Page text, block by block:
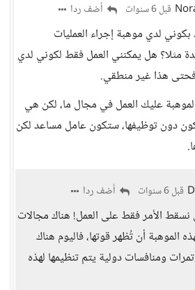
قبل 6 سنوات أضف ردا
لدي موهبة إجراء العمليات
مثلا؟ هل يمكنني العمل فقط لكوني لدي
هذا غير منطقي.
عليك العمل في مجال ما، لكن هي
دون توظيفها، ستكون عامل مساعد لكن
قبل 6 سنوات أضف ردا
الأمر فقط على العمل! هناك مجالات
الموهبة أن تُظهر قوتها، فاليوم هناك
ومنافسات دولية يتم تنظيمها لهذه